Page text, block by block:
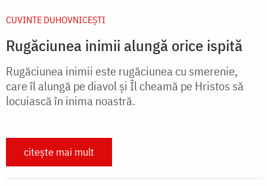
CUVINTE DUHOVNICEȘTI
Rugăciunea inimii alungă orice ispită
Rugăciunea inimii este rugăciunea cu smerenie,
care îl alungă pe diavol și Îl cheamă pe Hristos să
locuiască în inima noastră.
citește mai mult